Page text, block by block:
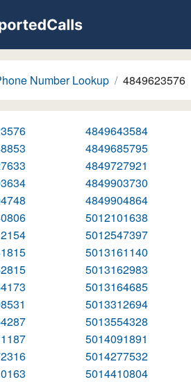
Number Lookup 4849623576
4849643584
4849685795
4849727921
4849903730
4849904864
5012101638
5012547397
5013161140
5013162983
5013164685
5013312694
5013554328
5014091891
5014277532
5014410804